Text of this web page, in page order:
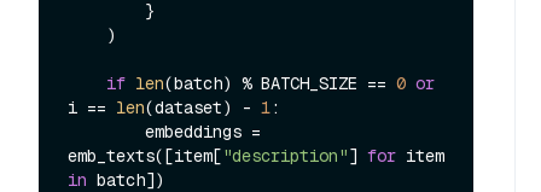
if len(batch) % BATCH_SIZE == 0 or
i == len(dataset) - 1:
emb_texts([item["description"] for
in batch])